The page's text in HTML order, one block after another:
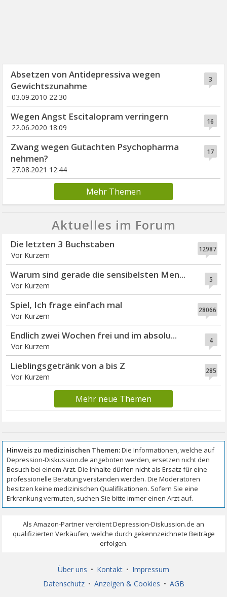
3
Absetzen von Antidepressiva wegen
Gewichtszunahme
03.09.2010 22:30
16
Wegen Angst Escitalopram verringern
22.06.2020 18:09
17
Zwang wegen Gutachten Psychopharma
nehmen?
27.08.2021 12:44
Mehr Themen
Aktuelles im Forum
12987
Die letzten 3 Buchstaben
Vor Kurzem
5
Warum sind gerade die sensibelsten Men...
Vor Kurzem
28066
Spiel, Ich frage einfach mal
Vor Kurzem
4
Endlich zwei Wochen frei und im absolu...
Vor Kurzem
285
Lieblingsgetränk von a bis Z
Vor Kurzem
Mehr neue Themen
Über uns • Kontakt • Impressum
Datenschutz • Anzeigen & Cookies • AGB